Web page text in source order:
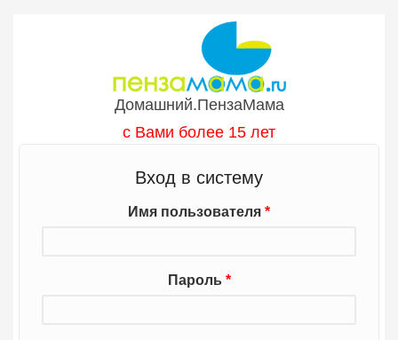
Домашний.ПензаМама
с Вами более 15 лет
Вход в систему
Имя пользователя *
Пароль *